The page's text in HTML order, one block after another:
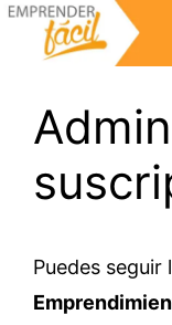
Saltar
Puedes seguir